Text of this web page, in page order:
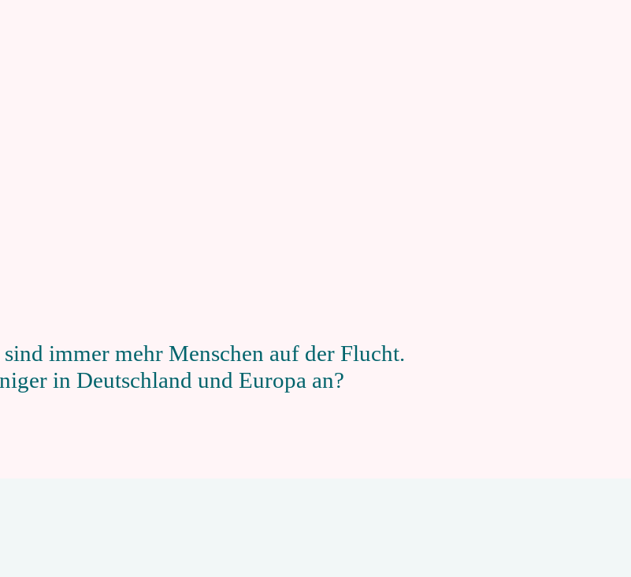
immer mehr Menschen auf der Flucht.
in Deutschland und Europa an?